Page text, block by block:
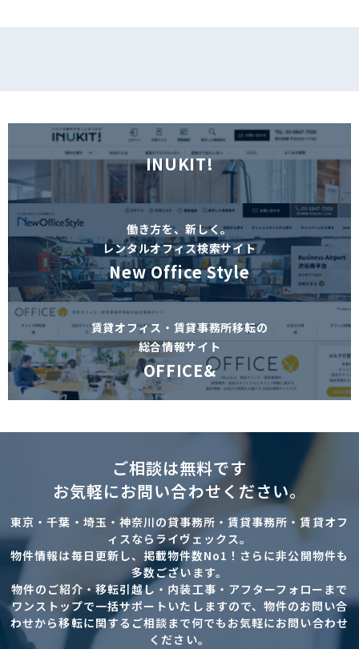
INUKIT!
働き方を、新しく。
レンタルオフィス検索サイト
New Office Style
賃貸オフィス・賃貸事務所移転の
総合情報サイト
OFFICE&
ご相談は無料です
お気軽にお問い合わせください。
東京・千葉・埼玉・神奈川の貸事務所・賃貸事務所・賃貸オフ
ィスならライヴェックス。
物件情報は毎日更新し、掲載物件数No1！さらに非公開物件も
多数ございます。
物件のご紹介・移転引越し・内装工事・アフターフォローまで
ワンストップで一括サポートいたしますので、物件のお問い合
わせから移転に関するご相談まで何でもお気軽にお問い合わせ
ください。